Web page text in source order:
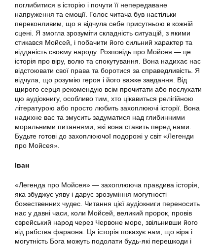
поглибитися в історію і почути її непередаване
напруження та емоції. Голос читача був настільки
переконливим, що я відчула себе присутньою в кожній
сцені. Я змогла зрозуміти складність ситуацій, з якими
стикався Мойсей, і побачити його сильний характер та
відданість своєму народу. Розповідь про Мойсея — це
історія про віру, волю та спокутування. Вона надихає нас
відстоювати свої права та боротися за справедливість. Я
відчула, що розумію героя і його важке завдання. Від
щирого серця рекомендую всім прочитати або послухати
цю аудіокнигу, особливо тим, хто цікавиться релігійною
літературою або просто любить захоплюючі історії. Вона
надихне вас та змусить задуматися над глибинними
моральними питаннями, які вона ставить перед нами.
Будьте готові до захоплюючої подорожі у світ «Легенди
про Мойсея».
Іван
«Легенда про Мойсея» — захоплююча правдива історія,
яка збуджує уяву і дарує зрозуміння могутності
божественних чудес. Читання цієї аудіокниги переносить
нас у давні часи, коли Мойсей, великий пророк, провів
єврейський народ через Червоне море, звільнивши його
від рабства фараона. Ця історія показує нам, що віра і
могутність Бога можуть подолати будь-які перешкоди і